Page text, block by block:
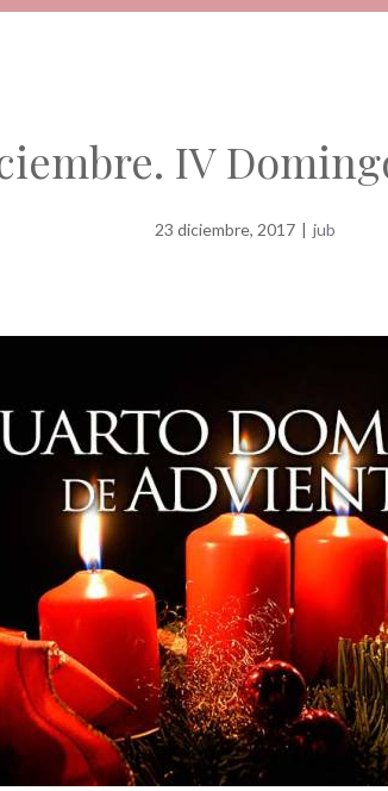
IV
23 diciembre, 2017 | jub